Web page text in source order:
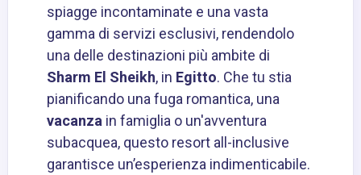
spiagge incontaminate e una vasta
gamma di servizi esclusivi, rendendolo
una delle destinazioni più ambite di
Sharm El Sheikh, in Egitto. Che tu stia
pianificando una fuga romantica, una
vacanza in famiglia o un'avventura
subacquea, questo resort all-inclusive
garantisce un’esperienza indimenticabile.